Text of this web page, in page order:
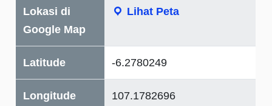
Lokasi di
Google Map
Lihat Peta
Latitude -6.2780249
Longitude 107.1782696